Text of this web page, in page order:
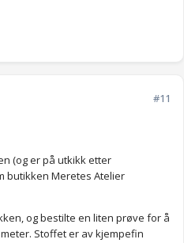
#11
(og er på utkikk etter
butikken Meretes Atelier
og bestilte en liten prøve for å
Stoffet er av kjempefin